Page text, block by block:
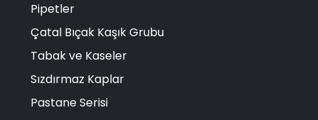
Pipetler
Çatal Bıçak Kaşık Grubu
Tabak ve Kaseler
Sızdırmaz Kaplar
Pastane Serisi